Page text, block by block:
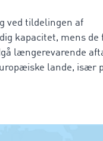
ved tildelingen af
kapacitet, mens de
længerevarende
lande, især